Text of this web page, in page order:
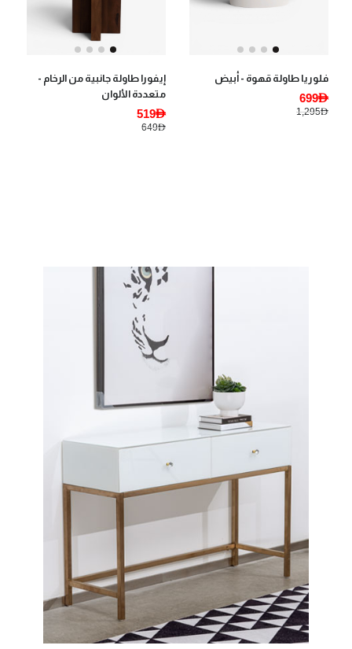
فلوريا طاولة قهوة - أبيض
699AED
1,295AED
إيفورا طاولة جانبية من الرخام -
متعددة الألوان
519AED
649AED